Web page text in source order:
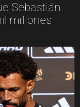
Sebastián
millones